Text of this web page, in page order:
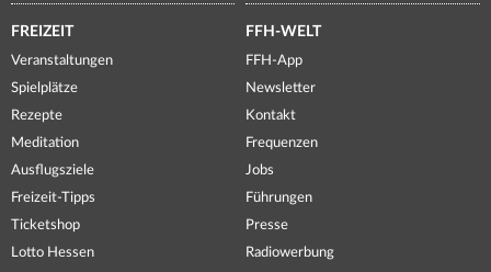
FREIZEIT
Veranstaltungen
Spielplätze
Rezepte
Meditation
Ausflugsziele
Freizeit-Tipps
Ticketshop
Lotto Hessen
FFH-WELT
FFH-App
Newsletter
Kontakt
Frequenzen
Jobs
Führungen
Presse
Radiowerbung